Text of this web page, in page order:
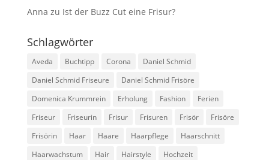
Anna zu Ist der Buzz Cut eine Frisur?
Schlagwörter
Aveda Buchtipp Corona
Daniel Schmid
Daniel Schmid Friseure
Daniel Schmid Frisöre
Domenica Krummrein
Erholung Fashion
Ferien
Friseur
Friseurin Frisur Frisuren Frisör
Frisöre
Frisörin
Haar Haare Haarpflege
Haarschnitt
Haarwachstum
Hair Hairstyle
Hochzeit